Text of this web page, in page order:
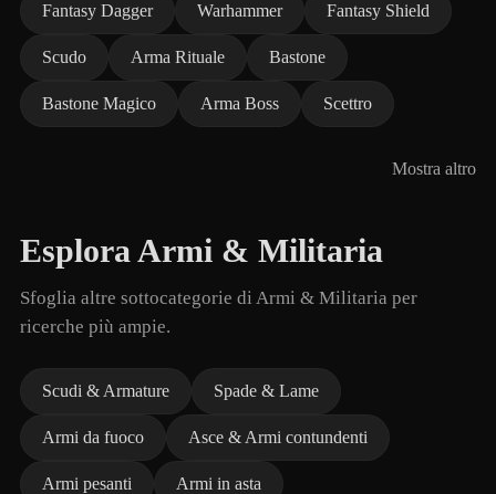
Fantasy Dagger Warhammer Fantasy Shield
Scudo Arma Rituale Bastone
Bastone Magico Arma Boss Scettro
Mostra altro
Esplora Armi & Militaria
Sfoglia altre sottocategorie di Armi & Militaria per
ricerche più ampie.
Scudi & Armature Spade & Lame
Armi da fuoco Asce & Armi contundenti
Armi pesanti Armi in asta